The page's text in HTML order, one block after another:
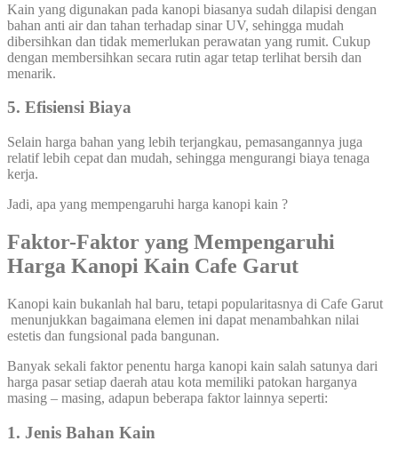
Kain yang digunakan pada kanopi biasanya sudah dilapisi dengan
bahan anti air dan tahan terhadap sinar UV, sehingga mudah
dibersihkan dan tidak memerlukan perawatan yang rumit. Cukup
dengan membersihkan secara rutin agar tetap terlihat bersih dan
menarik.
5. Efisiensi Biaya
Selain harga bahan yang lebih terjangkau, pemasangannya juga
relatif lebih cepat dan mudah, sehingga mengurangi biaya tenaga
kerja.
Jadi, apa yang mempengaruhi harga kanopi kain ?
Faktor-Faktor yang Mempengaruhi
Harga Kanopi Kain Cafe Garut
Kanopi kain bukanlah hal baru, tetapi popularitasnya di Cafe Garut
menunjukkan bagaimana elemen ini dapat menambahkan nilai
estetis dan fungsional pada bangunan.
Banyak sekali faktor penentu harga kanopi kain salah satunya dari
harga pasar setiap daerah atau kota memiliki patokan harganya
masing – masing, adapun beberapa faktor lainnya seperti:
1. Jenis Bahan Kain